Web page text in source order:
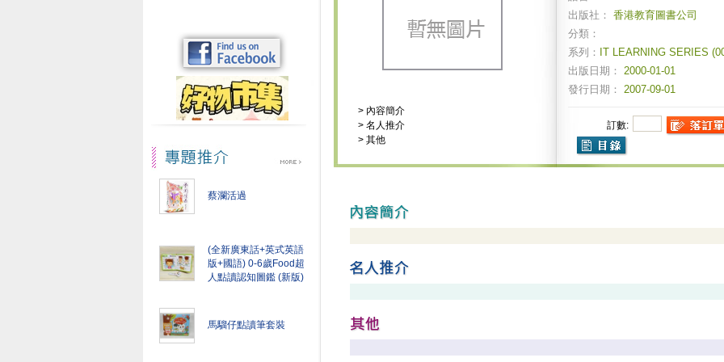
蔡瀾活過
(全新廣東話+英式英語
版+國語) 0-6歲Food超
人點讀認知圖鑑 (新版)
馬騮仔點讀筆套裝
> 內容簡介
> 名人推介
> 其他
出版社： 香港教育圖書公司
分類：
系列： IT LEARNING SERIES
出版日期： 2000-01-01
發行日期： 2007-09-01
訂數: